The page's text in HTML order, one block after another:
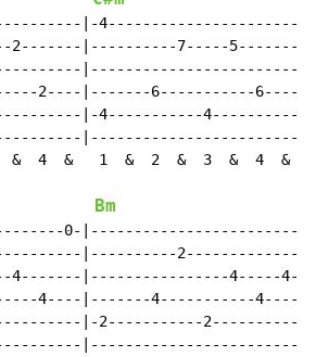
|-
2-------|----------7-----
|------------------------
2----|-------6-----------
|-4-----------
|------------------------
&  4  &   1  &  2  &  3  &  4  &
Bm
0-
|----------2-------------
4-------|----------------4-----
4----|-------4-----------
|-2-----------
|------------------------